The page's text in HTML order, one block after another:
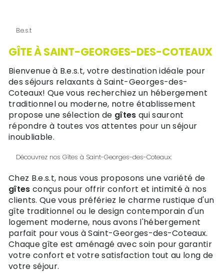
B.e.s.t
GÎTE À SAINT-GEORGES-DES-COTEAUX
Bienvenue à B.e.s.t, votre destination idéale pour
des séjours relaxants à Saint-Georges-des-
Coteaux! Que vous recherchiez un hébergement
traditionnel ou moderne, notre établissement
propose une sélection de gîtes qui sauront
répondre à toutes vos attentes pour un séjour
inoubliable.
Découvrez nos Gîtes à Saint-Georges-des-Coteaux:
Chez B.e.s.t, nous vous proposons une variété de
gîtes conçus pour offrir confort et intimité à nos
clients. Que vous préfériez le charme rustique d'un
gîte traditionnel ou le design contemporain d'un
logement moderne, nous avons l'hébergement
parfait pour vous à Saint-Georges-des-Coteaux.
Chaque gîte est aménagé avec soin pour garantir
votre confort et votre satisfaction tout au long de
votre séjour.